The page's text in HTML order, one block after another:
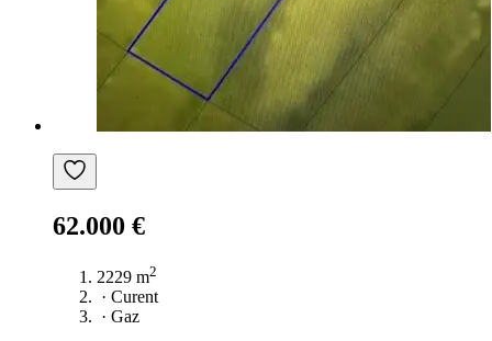
62.000 €
2229 m2
· Curent
· Gaz